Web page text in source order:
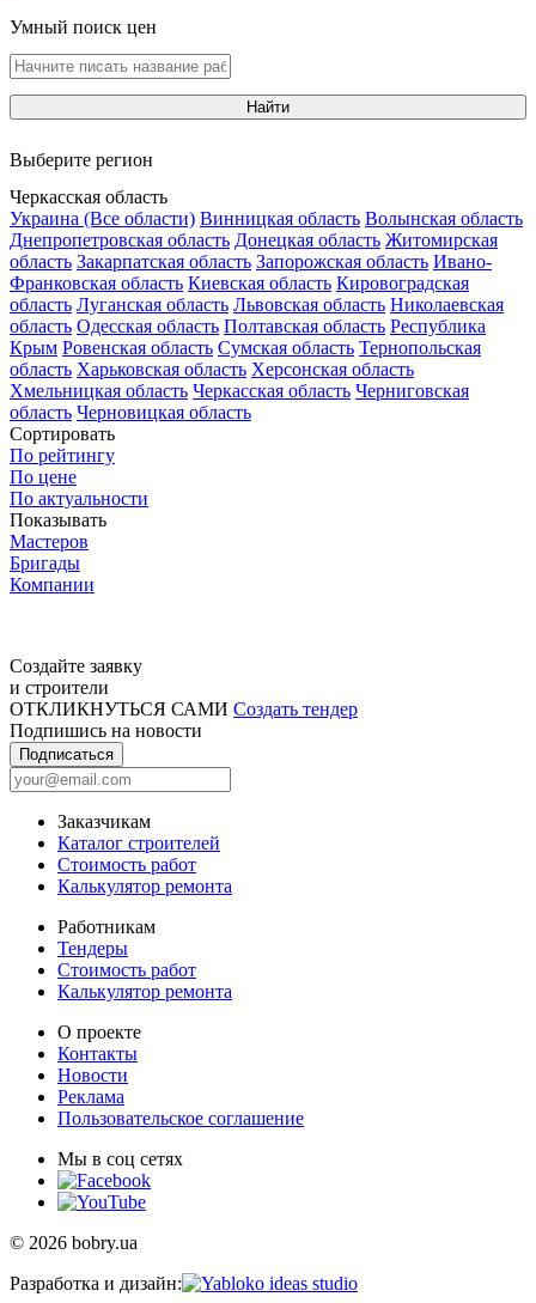
Умный поиск цен
Найти
Выберите регион
Черкасская область
Украина (Все области) Винницкая область Волынская область
Днепропетровская область Донецкая область Житомирская
область Закарпатская область Запорожская область Ивано-
Франковская область Киевская область Кировоградская
область Луганская область Львовская область Николаевская
область Одесская область Полтавская область Республика
Крым Ровенская область Сумская область Тернопольская
область Харьковская область Херсонская область
Хмельницкая область Черкасская область Черниговская
область Черновицкая область
Сортировать
По рейтингу
По цене
По актуальности
Показывать
Мастеров
Бригады
Компании
Создайте заявку
и строители
ОТКЛИКНУТЬСЯ САМИ Создать тендер
Подпишись на новости
Подписаться
Заказчикам
Каталог строителей
Стоимость работ
Калькулятор ремонта
Работникам
Тендеры
Стоимость работ
Калькулятор ремонта
О проекте
Контакты
Новости
Реклама
Пользовательское соглашение
Мы в соц сетях
© 2026 bobry.ua
Разработка и дизайн: